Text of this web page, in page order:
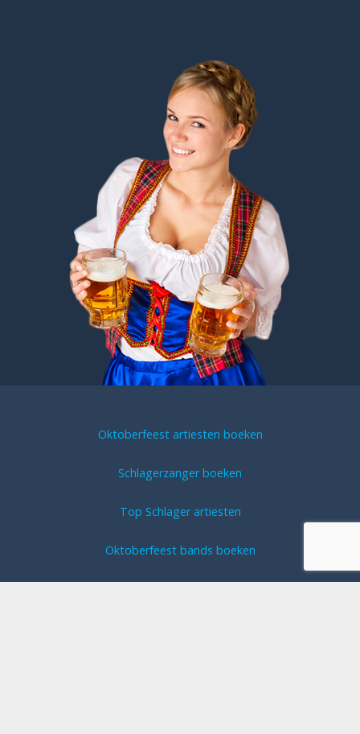
Oktoberfeest artiesten boeken
Schlagerzanger boeken
Top Schlager artiesten
Oktoberfeest bands boeken